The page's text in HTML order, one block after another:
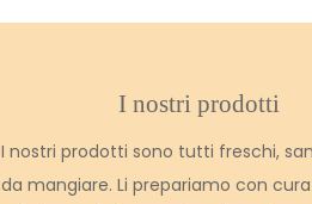
I nostri prodotti
I nostri prodotti sono tutti freschi,
da mangiare. Li prepariamo con cura